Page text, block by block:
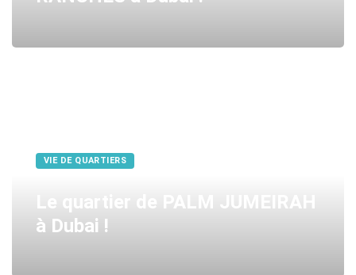
VIE DE QUARTIERS
Le quartier de PALM JUMEIRAH
à Dubai !